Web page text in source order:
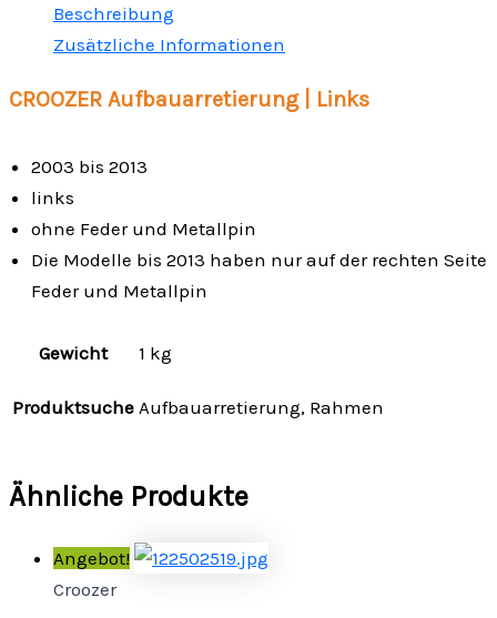
Beschreibung
Zusätzliche Informationen
CROOZER Aufbauarretierung | Links
2003 bis 2013
links
ohne Feder und Metallpin
Die Modelle bis 2013 haben nur auf der rechten Seite
Feder und Metallpin
Gewicht 1 kg
Produktsuche Aufbauarretierung, Rahmen
Ähnliche Produkte
Angebot!
Croozer